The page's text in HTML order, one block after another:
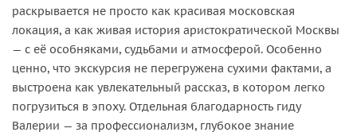
раскрывается не просто как красивая московская
локация, а как живая история аристократической Москвы
— с её особняками, судьбами и атмосферой. Особенно
ценно, что экскурсия не перегружена сухими фактами, а
выстроена как увлекательный рассказ, в котором легко
погрузиться в эпоху. Отдельная благодарность гиду
Валерии — за профессионализм, глубокое знание